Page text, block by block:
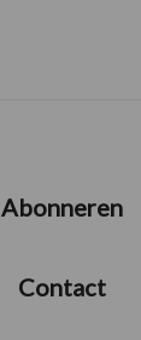
Abonneren
Contact